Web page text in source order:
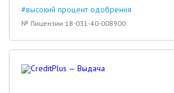
#высокий процент одобрения
№ Лицензии 18-031-40-008900